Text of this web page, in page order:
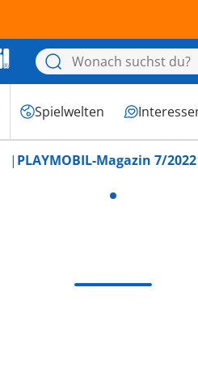
Spielwelten
PLAYMOBIL-Magazin 7/